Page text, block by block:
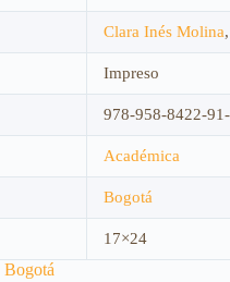
Clara Inés Molina,
Impreso
978-958-8422-
Académica
Bogotá
17×24
Bogotá